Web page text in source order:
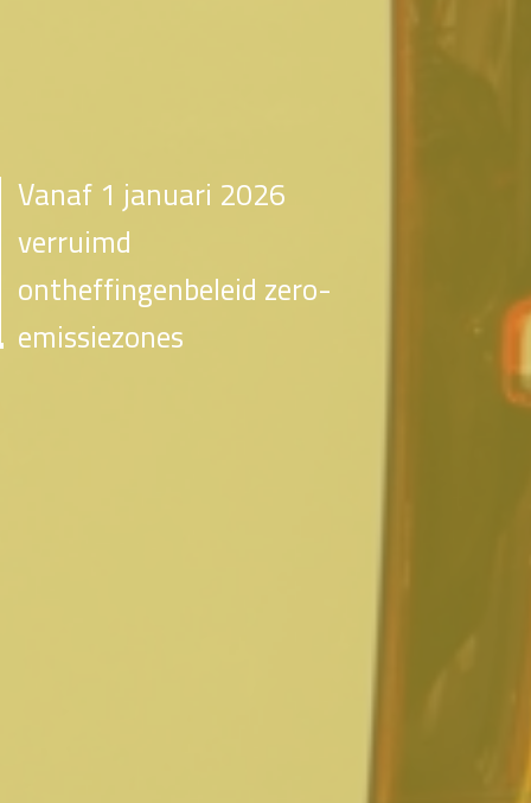
Vanaf 1 januari 2026
verruimd
ontheffingenbeleid zero-
emissiezones